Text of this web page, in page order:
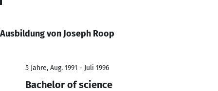
Ausbildung von Joseph Roop
5 Jahre, Aug. 1991 - Juli 1996
Bachelor of science